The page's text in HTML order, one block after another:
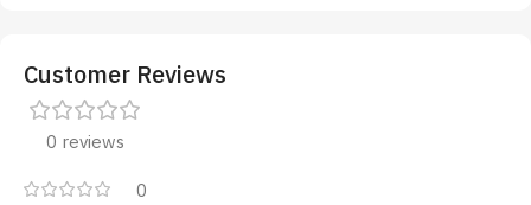
Customer Reviews
0 reviews
0